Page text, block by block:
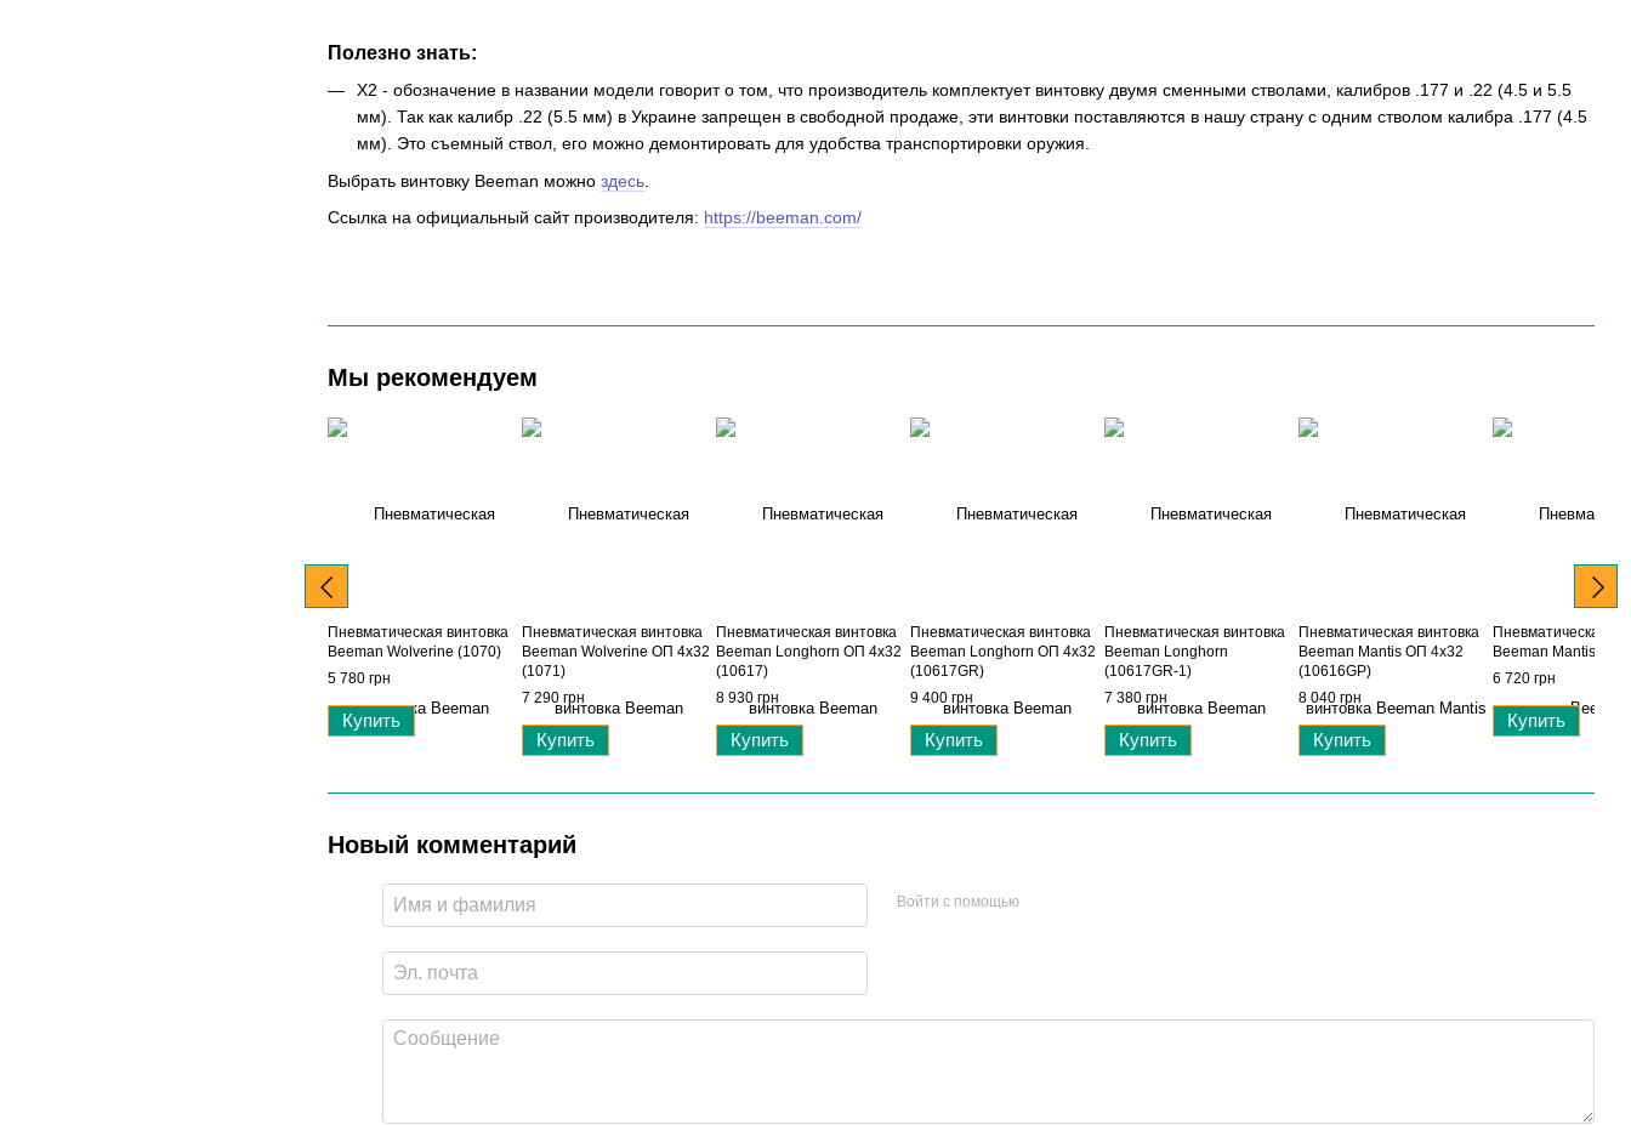
Полезно знать:
X2 - обозначение в названии модели говорит о том, что производитель комплектует винтовку двумя сменными стволами, калибров .177 и .22 (4.5 и 5.5
мм). Так как калибр .22 (5.5 мм) в Украине запрещен в свободной продаже, эти винтовки поставляются в нашу страну с одним стволом калибра .177 (4.5
мм). Это съемный ствол, его можно демонтировать для удобства транспортировки оружия.
Выбрать винтовку Beeman можно здесь
Ссылка на официальный сайт производителя: https://beeman.com/
Мы рекомендуем
Пневматическая винтовка
Beeman Wolverine (1070)
5 780 грн
Купить
Пневматическая винтовка
Beeman Wolverine ОП 4x32
(1071)
7 290 грн
Купить
Пневматическая винтовка
Beeman Longhorn ОП 4x32
(10617)
8 930 грн
Купить
Пневматическая винтовка
Beeman Longhorn ОП 4x32
(10617GR)
9 400 грн
Купить
Пневматическая винтовка
Beeman Longhorn
(10617GR-1)
7 380 грн
Купить
Пневматическая винтовка
Beeman Mantis ОП 4x32
(10616GP)
8 040 грн
Купить
Пневматическая
Beeman Mantis
6 720 грн
Купить
Новый комментарий
Войти с помощью